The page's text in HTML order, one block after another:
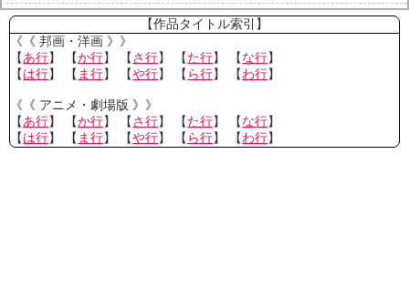
Powered by livedoor 相互RSS
【作品タイトル索引】
《《 邦画・洋画 》》
【あ行】 【か行】 【さ行】 【た行】 【な行】
【は行】 【 ま行】 【や行】 【 ら行】 【わ行】
《《 アニメ・劇場版 》》
【あ行】 【か行】 【さ行】 【た行】 【な行】
【は行】 【 ま行】 【や行】 【 ら行】 【わ行】